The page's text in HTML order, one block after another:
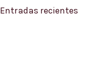
Entradas recientes